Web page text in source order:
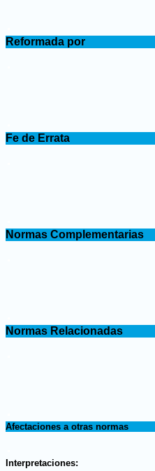
Reformada por
Fe de Errata
Normas Complementarias
Normas Relacionadas
Afectaciones a otras normas
Interpretaciones: